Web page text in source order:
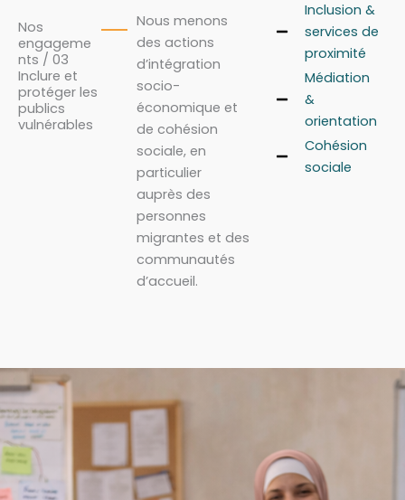
Nos
engageme
nts / 03
Inclure et
protéger les
publics
vulnérables
Nous menons
des actions
d’intégration
socio-
économique et
de cohésion
sociale, en
particulier
auprès des
personnes
migrantes et des
communautés
d’accueil.
Inclusion &
services de
proximité
Médiation
&
orientation
Cohésion
sociale